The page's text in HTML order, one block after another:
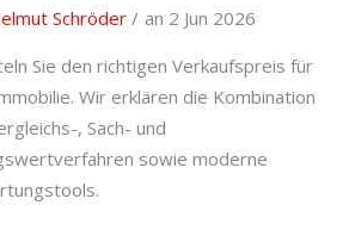
Schröder
an 2 Jun 2026
Sie den richtigen Verkaufspreis für
Wir erklären die Kombination
, Sach- und
sowie moderne